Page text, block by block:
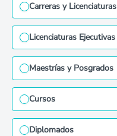
Carreras y Licenciaturas
Licenciaturas Ejecutivas
Maestrías y Posgrados
Cursos
Diplomados